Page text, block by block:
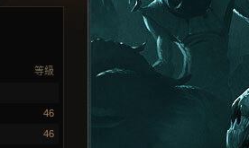
等級
46
46